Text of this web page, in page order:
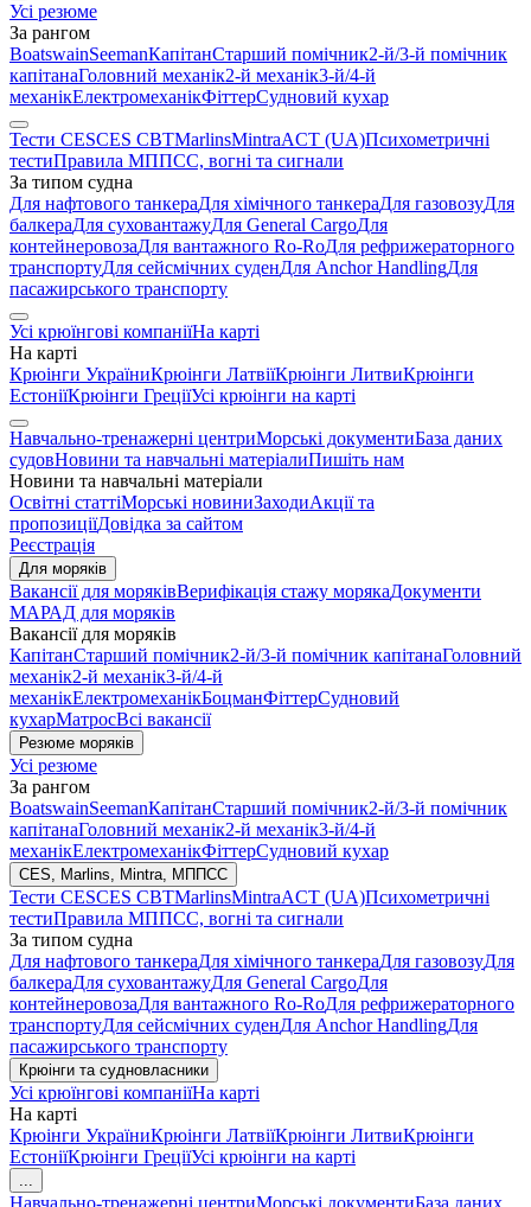
Усі резюме
За рангом
BoatswainSeemanКапітанСтарший помічник2-й/3-й помічник
капітанаГоловний механік2-й механік3-й/4-й
механікЕлектромеханікФіттерСудновий кухар
Тести CESCES CBTMarlinsMintraACT (UA)Психометричні
тестиПравила МППСС, вогні та сигнали
За типом судна
Для нафтового танкераДля хімічного танкераДля газовозуДля
балкераДля суховантажуДля General CargoДля
контейнеровозаДля вантажного Ro-RoДля рефрижераторного
транспортуДля сейсмічних суденДля Anchor HandlingДля
пасажирського транспорту
Усі крюїнгові компаніїНа карті
На карті
Крюінги УкраїниКрюінги ЛатвіїКрюінги ЛитвиКрюінги
ЕстоніїКрюінги ГреціїУсі крюінги на карті
Навчально-тренажерні центриМорські документиБаза даних
судовНовини та навчальні матеріалиПишіть нам
Новини та навчальні матеріали
Освітні статтіМорські новиниЗаходиАкції та
пропозиціїДовідка за сайтом
Реєстрація
Для моряків
Вакансії для моряківВерифікація стажу морякаДокументи
МАРАД для моряків
Вакансії для моряків
КапітанСтарший помічник2-й/3-й помічник капітанаГоловний
механік2-й механік3-й/4-й
механікЕлектромеханікБоцманФіттерСудновий
кухарМатросВсі вакансії
Резюме моряків
Усі резюме
За рангом
BoatswainSeemanКапітанСтарший помічник2-й/3-й помічник
капітанаГоловний механік2-й механік3-й/4-й
механікЕлектромеханікФіттерСудновий кухар
CES, Marlins, Mintra, МППСС
Тести CESCES CBTMarlinsMintraACT (UA)Психометричні
тестиПравила МППСС, вогні та сигнали
За типом судна
Для нафтового танкераДля хімічного танкераДля газовозуДля
балкераДля суховантажуДля General CargoДля
контейнеровозаДля вантажного Ro-RoДля рефрижераторного
транспортуДля сейсмічних суденДля Anchor HandlingДля
пасажирського транспорту
Крюінги та судновласники
Усі крюїнгові компаніїНа карті
На карті
Крюінги УкраїниКрюінги ЛатвіїКрюінги ЛитвиКрюінги
ЕстоніїКрюінги ГреціїУсі крюінги на карті
...
Навчально-тренажерні центриМорські документиБаза даних